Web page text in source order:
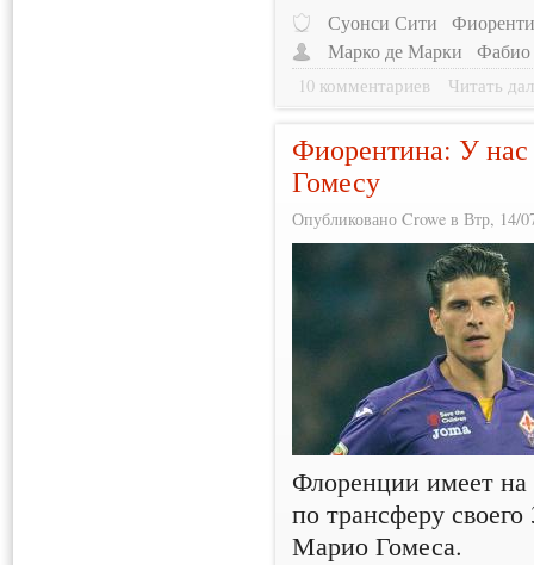
Суонси Сити
Марко де Марки
10 комментариев Читать
Фиорентина: У нас
Гомесу
Опубликовано Crowe в Втр, 14/
Флоренции имеет на
по трансферу
Марио Гомеса.